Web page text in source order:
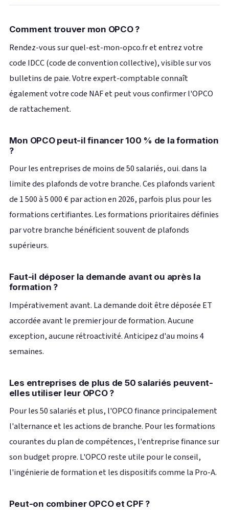
Comment trouver mon OPCO ?
Rendez-vous sur quel-est-mon-opco.fr et entrez votre
code IDCC (code de convention collective), visible sur vos
bulletins de paie. Votre expert-comptable connaît
également votre code NAF et peut vous confirmer l'OPCO
de rattachement.
Mon OPCO peut-il financer 100 % de la formation
?
Pour les entreprises de moins de 50 salariés, oui. dans la
limite des plafonds de votre branche. Ces plafonds varient
de 1 500 à 5 000 € par action en 2026, parfois plus pour les
formations certifiantes. Les formations prioritaires définies
par votre branche bénéficient souvent de plafonds
supérieurs.
Faut-il déposer la demande avant ou après la
formation ?
Impérativement avant. La demande doit être déposée ET
accordée avant le premier jour de formation. Aucune
exception, aucune rétroactivité. Anticipez d'au moins 4
semaines.
Les entreprises de plus de 50 salariés peuvent-
elles utiliser leur OPCO ?
Pour les 50 salariés et plus, l'OPCO finance principalement
l'alternance et les actions de branche. Pour les formations
courantes du plan de compétences, l'entreprise finance sur
son budget propre. L'OPCO reste utile pour le conseil,
l'ingénierie de formation et les dispositifs comme la Pro-A.
Peut-on combiner OPCO et CPF ?